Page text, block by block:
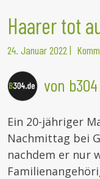
Haarer tot
24. Januar 2022 |
von b304
Ein 20-jähriger
Nachmittag bei
nachdem er nur